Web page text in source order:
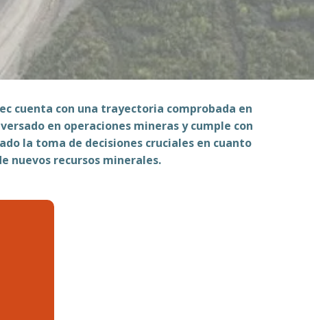
cuenta con una trayectoria comprobada en
en operaciones mineras y cumple con
la toma de decisiones cruciales en cuanto
nuevos recursos minerales.